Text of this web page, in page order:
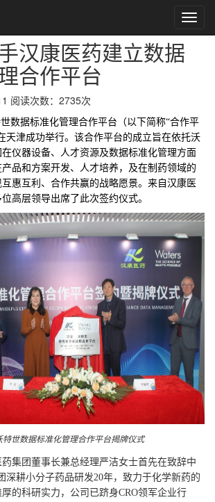
汉康医药建立数据
合作平台
阅读次数：2735次
数据标准化管理合作平台（以下简称“合作平
天津成功举行。该合作平台的成立旨在依托沃
仪器设备、人才资源及数据标准化管理方面
品和方案开发、人才培养，及在制药领域的
惠互利 、 合作共赢的战略愿景。来自汉康医
高层领导出席了此次签约仪式。
特世数据标准化管理合作平台揭牌仪式
集团董事长兼总经理严洁女士首先在致辞中
深耕小分子药品研发20年，致力于化学新药的
的科研实力，公司已跻身CRO领军企业行